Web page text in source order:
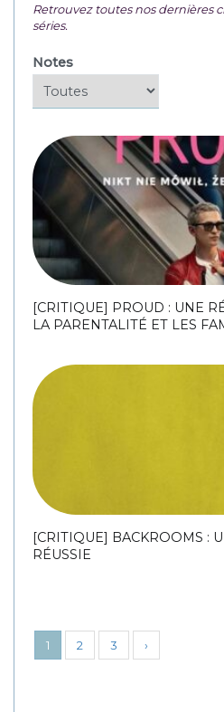
Retrouvez toutes nos dernières
séries.
Notes
[CRITIQUE] PROUD : UNE
LA PARENTALITÉ ET LES
[CRITIQUE] BACKROOMS :
RÉUSSIE
1 2 3 ›